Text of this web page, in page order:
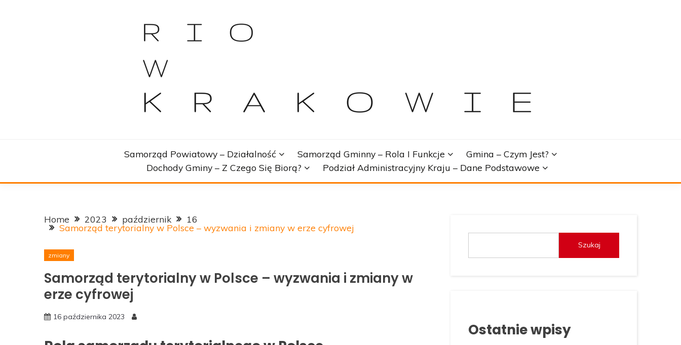
RIOWKRAKOWIE
Samorząd Powiatowy – Działalność Samorząd Gminny – Rola I Funkcje
Gmina – Czym Jest?
Dochody Gminy – Z Czego Się Biorą?
Podział Administracyjny Kraju – Dane Podstawowe
Home 2023 październik 16
Samorząd terytorialny w Polsce – wyzwania i zmiany w erze cyfrowej
zmiany
Samorząd terytorialny w Polsce – wyzwania i zmiany w
erze cyfrowej
16 października 2023
Szukaj
Ostatnie wpisy